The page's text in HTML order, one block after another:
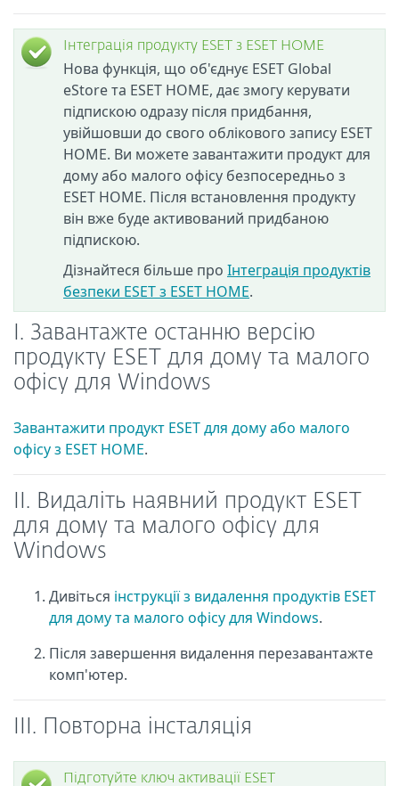
Інтеграція продукту ESET з ESET HOME
Нова функція, що об'єднує ESET Global
eStore та ESET HOME, дає змогу керувати
підпискою одразу після придбання,
увійшовши до свого облікового запису ESET
HOME. Ви можете завантажити продукт для
дому або малого офісу безпосередньо з
ESET HOME. Після встановлення продукту
він вже буде активований придбаною
підпискою.
Дізнайтеся більше про Інтеграція продуктів
безпеки ESET з ESET HOME.
I. Завантажте останню версію
продукту ESET для дому та малого
офісу для Windows
Завантажити продукт ESET для дому або малого
офісу з ESET HOME.
II. Видаліть наявний продукт ESET
для дому та малого офісу для
Windows
Дивіться інструкції з видалення продуктів ESET
для дому та малого офісу для Windows.
Після завершення видалення перезавантажте
комп'ютер.
III. Повторна інсталяція
Підготуйте ключ активації ESET